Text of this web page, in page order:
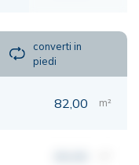
converti in
piedi
82,00 m²